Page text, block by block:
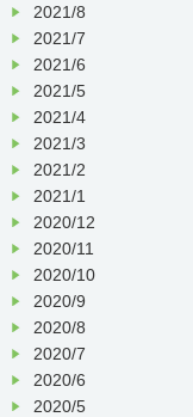
2021/8
2021/7
2021/6
2021/5
2021/4
2021/3
2021/2
2021/1
2020/12
2020/11
2020/10
2020/9
2020/8
2020/7
2020/6
2020/5